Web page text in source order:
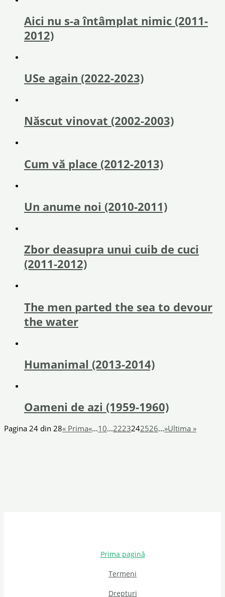
Aici nu s-a întâmplat nimic (2011-
2012)
USe again (2022-2023)
Născut vinovat (2002-2003)
Cum vă place (2012-2013)
Un anume noi (2010-2011)
Zbor deasupra unui cuib de cuci
(2011-2012)
The men parted the sea to devour
the water
Humanimal (2013-2014)
Oameni de azi (1959-1960)
Pagina 24 din 28« Prima«...10...2223242526...»Ultima »
Prima pagină
Termeni
Drepturi